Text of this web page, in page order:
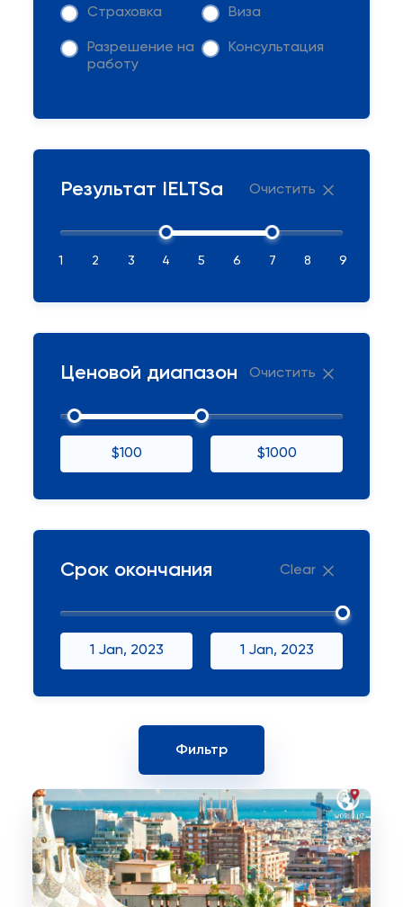
Страховка Виза
Разрешение на
работу
Консультация
Результат IELTSа Очистить
1 2 3 4 5 6 7 8 9
Ценовой диапазон Очистить
$100 $1000
Срок окончания Clear
1 Jan, 2023 1 Jan, 2023